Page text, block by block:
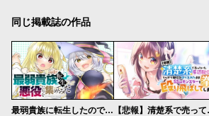
同じ掲載誌の作品
最弱貴族に転生したので悪役たちを集めてみた 【悲報】清楚系